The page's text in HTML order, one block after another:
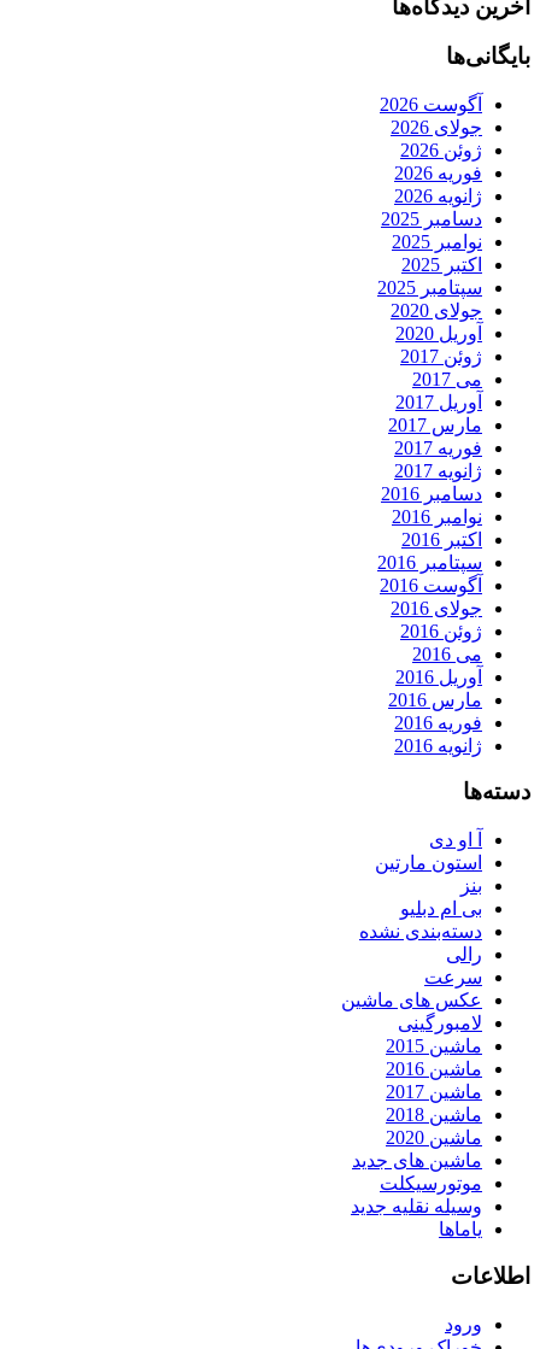
آخرین دیدگاه‌ها
بایگانی‌ها
آگوست 2026
جولای 2026
ژوئن 2026
فوریه 2026
ژانویه 2026
دسامبر 2025
نوامبر 2025
اکتبر 2025
سپتامبر 2025
جولای 2020
آوریل 2020
ژوئن 2017
می 2017
آوریل 2017
مارس 2017
فوریه 2017
ژانویه 2017
دسامبر 2016
نوامبر 2016
اکتبر 2016
سپتامبر 2016
آگوست 2016
جولای 2016
ژوئن 2016
می 2016
آوریل 2016
مارس 2016
فوریه 2016
ژانویه 2016
دسته‌ها
آ او دی
استون مارتین
بنز
بی ام دبلیو
دسته‌بندی نشده
رالی
سرعت
عکس های ماشین
لامبورگینی
ماشین 2015
ماشین 2016
ماشین 2017
ماشین 2018
ماشین 2020
ماشین های جدید
موتورسیکلت
وسیله نقلیه جدید
یاماها
اطلاعات
ورود